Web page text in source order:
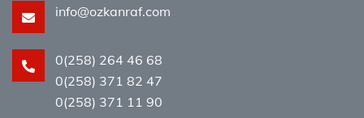
info@ozkanraf.com
0(258) 264 46 68
0(258) 371 82 47
0(258) 371 11 90